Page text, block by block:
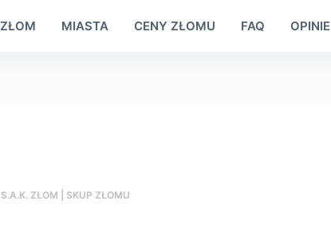
MIASTA CENY ZŁOMU FAQ OPINIE
S.A.K. ZŁOM | SKUP ZŁOMU